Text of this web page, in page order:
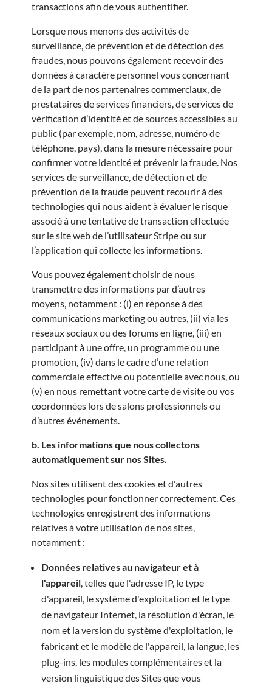
transactions afin de vous authentifier.
Lorsque nous menons des activités de
surveillance, de prévention et de détection des
fraudes, nous pouvons également recevoir des
données à caractère personnel vous concernant
de la part de nos partenaires commerciaux, de
prestataires de services financiers, de services de
vérification d’identité et de sources accessibles au
public (par exemple, nom, adresse, numéro de
téléphone, pays), dans la mesure nécessaire pour
confirmer votre identité et prévenir la fraude. Nos
services de surveillance, de détection et de
prévention de la fraude peuvent recourir à des
technologies qui nous aident à évaluer le risque
associé à une tentative de transaction effectuée
sur le site web de l’utilisateur Stripe ou sur
l’application qui collecte les informations.
Vous pouvez également choisir de nous
transmettre des informations par d’autres
moyens, notamment : (i) en réponse à des
communications marketing ou autres, (ii) via les
réseaux sociaux ou des forums en ligne, (iii) en
participant à une offre, un programme ou une
promotion, (iv) dans le cadre d’une relation
commerciale effective ou potentielle avec nous, ou
(v) en nous remettant votre carte de visite ou vos
coordonnées lors de salons professionnels ou
d’autres événements.
b. Les informations que nous collectons
automatiquement sur nos Sites.
Nos sites utilisent des cookies et d'autres
technologies pour fonctionner correctement. Ces
technologies enregistrent des informations
relatives à votre utilisation de nos sites,
notamment :
Données relatives au navigateur et à
l'appareil, telles que l'adresse IP, le type
d'appareil, le système d'exploitation et le type
de navigateur Internet, la résolution d'écran, le
nom et la version du système d'exploitation, le
fabricant et le modèle de l'appareil, la langue, les
plug-ins, les modules complémentaires et la
version linguistique des Sites que vous